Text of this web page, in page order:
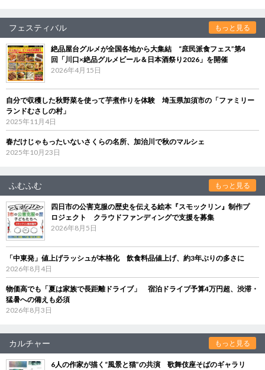
フェスティバル もっと見る
絶品屋台グルメが全国各地から大集結 “庶民派食フェス”第4
回「川口×絶品グルメビール＆日本酒祭り2026」を開催
2026年4月15日
自分で収穫した秋野菜を使って芋煮作りを体験 埼玉県加須市の「ファミリー
ランドむさしの村」
2025年11月4日
春だけじゃもったいないさくらの名所、加治川で秋のマルシェ
2025年10月23日
ふむふむ もっと見る
四日市の公害克服の歴史を伝える絵本『スモックリン』制作プ
ロジェクト クラウドファンディングで支援を募集
2026年8月5日
「中東発」値上げラッシュが本格化 飲食料品値上げ、約3年ぶりの多さに
2026年8月4日
物価高でも「夏は家族で長距離ドライブ」 宿泊ドライブ予算4万円超、渋滞・
猛暑への備えも必須
2026年8月3日
カルチャー もっと見る
6人の作家が描く“風景と猫”の共演 歌舞伎座そばのギャラリ